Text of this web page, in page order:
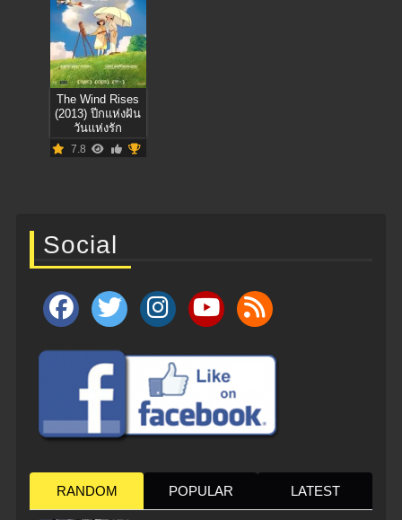
The Wind Rises
(2013) ปีกแห่งฝัน
วันแห่งรัก
7.8
Social
RANDOM POPULAR LATEST